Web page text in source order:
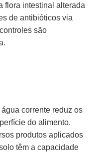
flora intestinal alterada
de antibióticos via
são
corrente reduz os
do alimento.
produtos aplicados
têm a capacidade